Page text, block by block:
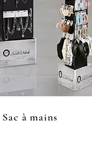
Sac à mains